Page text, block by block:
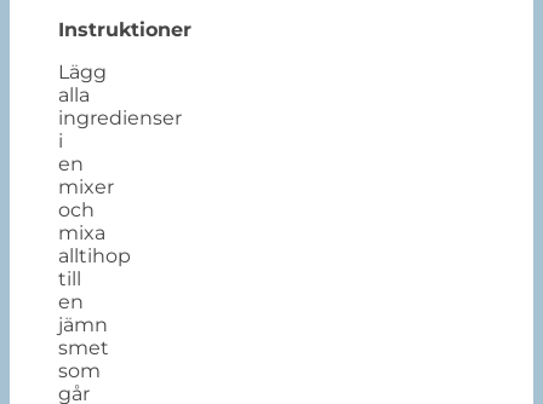
Instruktioner
Lägg
alla
ingredienser
i
en
mixer
och
mixa
alltihop
till
en
jämn
smet
som
går